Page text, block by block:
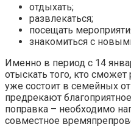
отдыхать;
развлекаться;
посещать
знакомиться с
Именно в период с 14
отыскать того, кто сможет
уже состоит в семейных
предрекают
поправка – необходимо
совместное